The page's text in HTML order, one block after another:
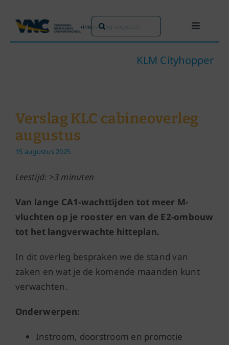
naar
inhoud
Toggle
Dossiers
Maatschappijen
Zoeken
naar:
Home» Verslag KLC cabineoverleg augustus
KLM Cityhopper
Verslag KLC cabineoverleg
augustus
15 augustus 2025
Leestijd: >3 minuten
Van lange CA1-wachttijden tot meer M-
vluchten op je rooster en van de E2-ombouw
tot het langverwachte hitteplan.
In dit overleg bespraken we de stand van
zaken en wat je de komende maanden kunt
verwachten.
Onderwerpen:
Instroom, doorstroom en promotie